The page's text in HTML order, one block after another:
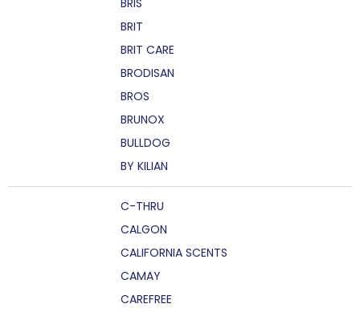
BRIS
BRIT
BRIT CARE
BRODISAN
BROS
BRUNOX
BULLDOG
BY KILIAN
C-THRU
CALGON
CALIFORNIA SCENTS
CAMAY
CAREFREE